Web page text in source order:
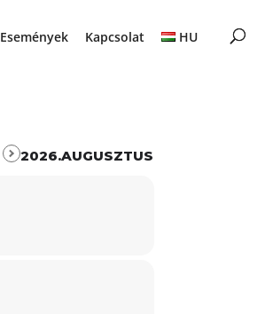
Események Kapcsolat HU
2026.AUGUSZTUS